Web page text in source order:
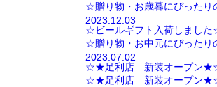
☆贈り物・お歳暮にぴった
2023.12.03
☆ビールギフト入荷しまし
☆贈り物・お中元にぴった
2023.07.02
☆★足利店 新装オープン
☆★足利店 新装オープン★☆